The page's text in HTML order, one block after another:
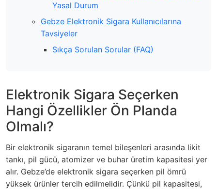
Yasal Durum
Gebze Elektronik Sigara Kullanıcılarına
Tavsiyeler
Sıkça Sorulan Sorular (FAQ)
Elektronik Sigara Seçerken
Hangi Özellikler Ön Planda
Olmalı?
Bir elektronik sigaranın temel bileşenleri arasında likit
tankı, pil gücü, atomizer ve buhar üretim kapasitesi yer
alır. Gebze’de elektronik sigara seçerken pil ömrü
yüksek ürünler tercih edilmelidir. Çünkü pil kapasitesi,